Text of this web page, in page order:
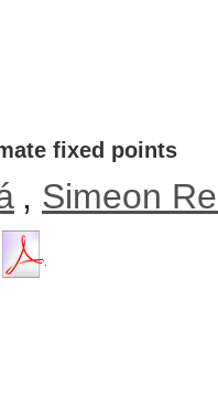
fixed points
, Simeon